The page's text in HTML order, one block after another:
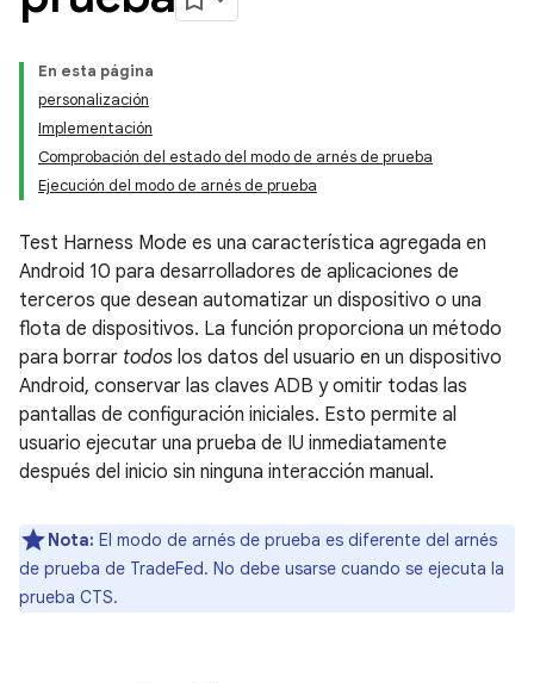
En esta página
personalización
Implementación
Comprobación del estado del modo de arnés de prueba
Ejecución del modo de arnés de prueba
Test Harness Mode es una característica agregada en
Android 10 para desarrolladores de aplicaciones de
terceros que desean automatizar un dispositivo o una
flota de dispositivos. La función proporciona un método
para borrar todos los datos del usuario en un dispositivo
Android, conservar las claves ADB y omitir todas las
pantallas de configuración iniciales. Esto permite al
usuario ejecutar una prueba de IU inmediatamente
después del inicio sin ninguna interacción manual.
Nota: El modo de arnés de prueba es diferente del arnés
de prueba de TradeFed. No debe usarse cuando se ejecuta la
prueba CTS.